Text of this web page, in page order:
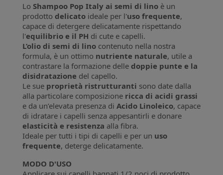
Lo Shampoo Pop Italy ai semi di lino è un
prodotto delicato ideale per l'uso frequente,
capace di detergere delicatamente rispettando
l'equilibrio e il PH di cute e capelli.
L’olio di semi di lino contenuto nella nostra
formula, è un ottimo nutriente naturale, utile a
contrastare la formazione delle doppie punte e la
disidratazione del capello.
Le sue proprietà ristrutturanti sono date dalla
alla particolare composizione ricca di acidi grassi
e da un’elevata presenza di Acido Linoleico, capace
di idratare i capelli senza appesantirli e donare
elasticità e resistenza alla fibra.
Ideale per tutti i tipi di capelli e per un uso
frequente, deterge delicatamente.
MODO D'USO